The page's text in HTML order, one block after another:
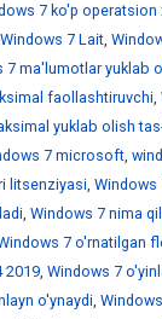
7 ko'p operatsion
Windows 7 Lait,
7 ma'lumotlar yuklab
faollashtiruvchi,
yuklab olish
7 microsoft,
litsenziyasi, Windows
, Windows 7 nima
7 o'rnatilgan
2019, Windows 7
o'ynaydi,